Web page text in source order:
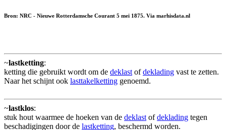
Bron: NRC - Nieuwe Rotterdamsche Courant 5 mei 1875. Via marhisdata.nl
~lastketting:
ketting die gebruikt wordt om de deklast ofdeklading vast te zetten.
Naar het schijnt ook lasttakelketting genoemd.
~lastklos:
stuk hout waarmee de hoeken van de deklast ofdeklading tegen
beschadigingen door de lastketting, beschermd worden.